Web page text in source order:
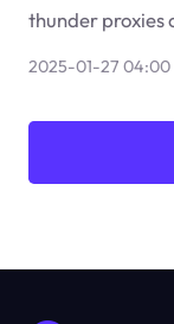
thunder proxies
2025-01-27 04:00